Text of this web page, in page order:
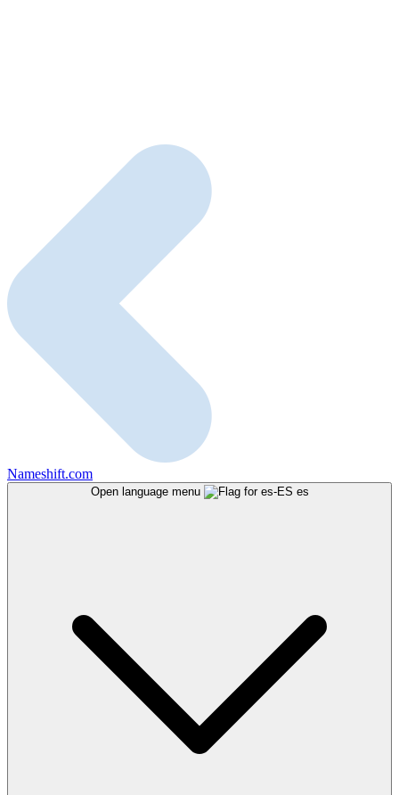
Nameshift.com
Open language menu es